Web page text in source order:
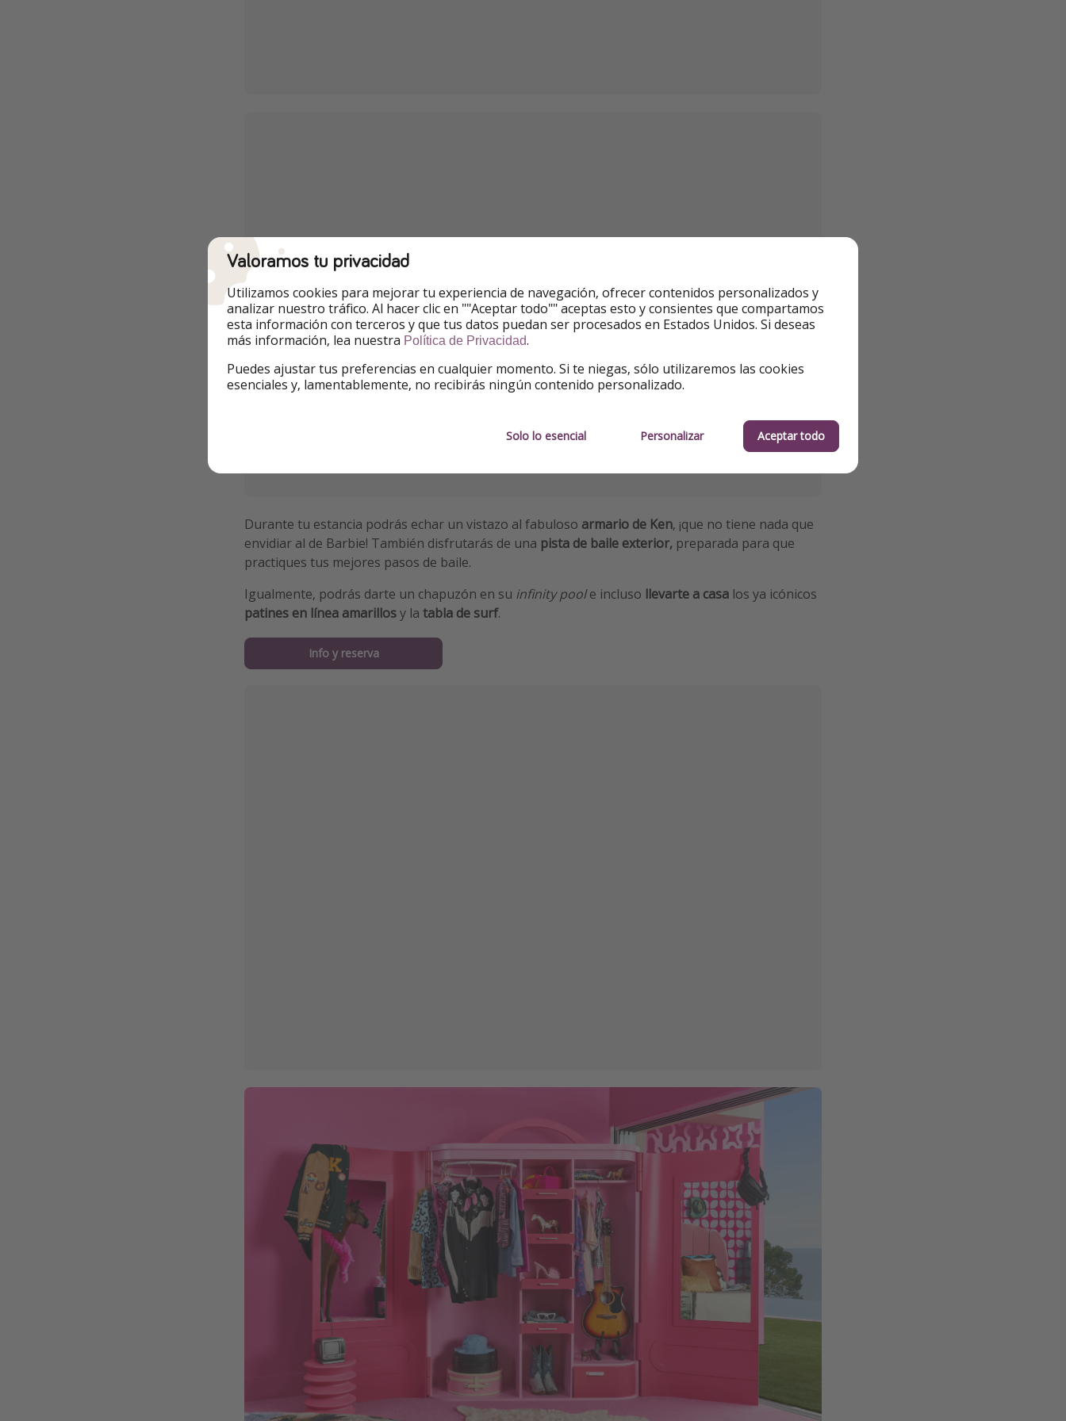
Durante tu estancia podrás echar un vistazo al fabuloso armario de Ken, ¡que no tiene nada que
envidiar al de Barbie! También disfrutarás de una pista de baile exterior, preparada para que
practiques tus mejores pasos de baile.
Igualmente, podrás darte un chapuzón en su infinity poole incluso llevarte a casa los ya icónicos
patines en línea amarillosy la tabla de surf.
Info y reserva
Valoramos tu privacidad
Utilizamos cookies para mejorar tu experiencia de navegación, ofrecer contenidos personalizados y
analizar nuestro tráfico. Al hacer clic en ""Aceptar todo"" aceptas esto y consientes que compartamos
esta información con terceros y que tus datos puedan ser procesados en Estados Unidos. Si deseas
más información, lea nuestra Política de Privacidad.
Puedes ajustar tus preferencias en cualquier momento. Si te niegas, sólo utilizaremos las cookies
esenciales y, lamentablemente, no recibirás ningún contenido personalizado.
Solo lo esencial Personalizar Aceptar todo